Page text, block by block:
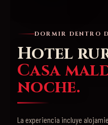
DORMIR DENTRO
Hotel
Casa
noche.
La experiencia incluye